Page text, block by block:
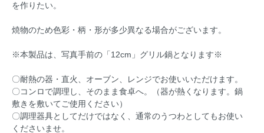
を作りたい。
焼物のため色彩・柄・形が多少異なる場合がございます。
※本製品は、写真手前の「12cm」グリル鍋となります※
〇耐熱の器・直火、オーブン、レンジでお使いいただけます。
〇コンロで調理し、そのまま食卓へ。（器が熱くなります。鍋
敷きを敷いてご使用ください）
〇調理器具としてだけではなく、通常のうつわとしてもお使い
くださいませ。